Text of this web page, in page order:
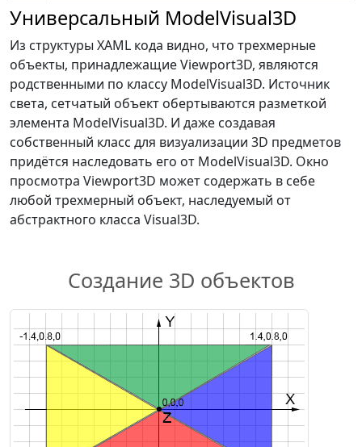
<!-- Сетчатый
объемный предмет -->
</
<
<!-- Материал
которым покрывается предмет -->
</
</GeometryModel3D >
</ModelVisual3D.Content>
</ModelVisual3D>
</Viewport3D>
Универсальный ModelVisual3D
Из структуры XAML кода видно, что трехмерные
объекты, принадлежащие Viewport3D, являются
родственными по классу ModelVisual3D. Источник
света, сетчатый объект обертываются разметкой
элемента ModelVisual3D. И даже создавая
собственный класс для визуализации 3D предметов
придётся наследовать его от ModelVisual3D. Окно
просмотра Viewport3D может содержать в себе
любой трехмерный объект, наследуемый от
абстрактного класса Visual3D.
Создание 3D объектов